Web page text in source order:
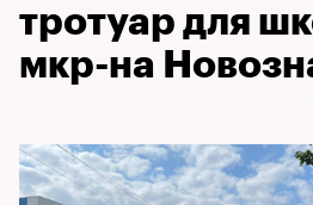
тротуар для
мкр-на